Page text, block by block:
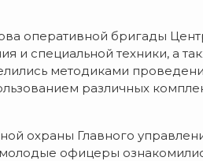
оперативной бригады
и специальной техники, а
методиками
различных
охраны Главного
офицеры